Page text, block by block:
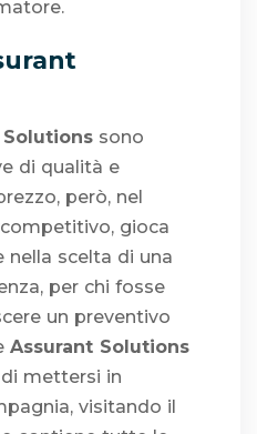
sono
di qualità e
però, nel
gioca
scelta di una
per chi fosse
un preventivo
Assurant Solutions
mettersi in
visitando il